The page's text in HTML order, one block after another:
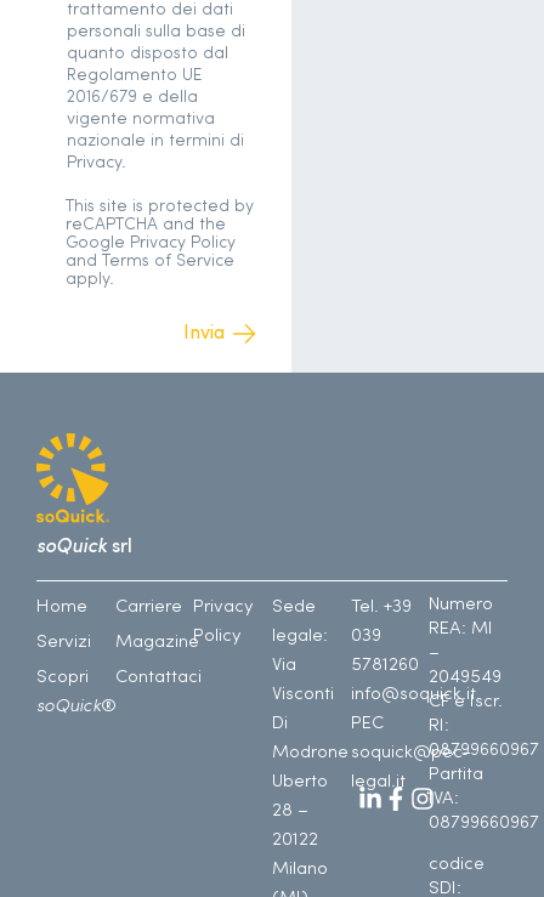
trattamento dei dati
personali sulla base di
quanto disposto dal
Regolamento UE
2016/679 e della
vigente normativa
nazionale in termini di
Privacy.
This site is protected by
reCAPTCHA and the
Google Privacy Policy
and Terms of Service
apply.
soQuicksrl
Home
Servizi
Scopri
soQuick®
Carriere
Magazine
Contattaci
Privacy
Policy
Sede
legale:
Via
Visconti
Di
Modrone
Uberto
28 –
20122
Milano
Tel. +39
039
5781260
info@soquick.it
PEC
soquick@pec-
legal.it
Numero
REA: MI
–
2049549
CF e Iscr.
RI:
08799660967
Partita
IVA:
08799660967
codice
SDI: